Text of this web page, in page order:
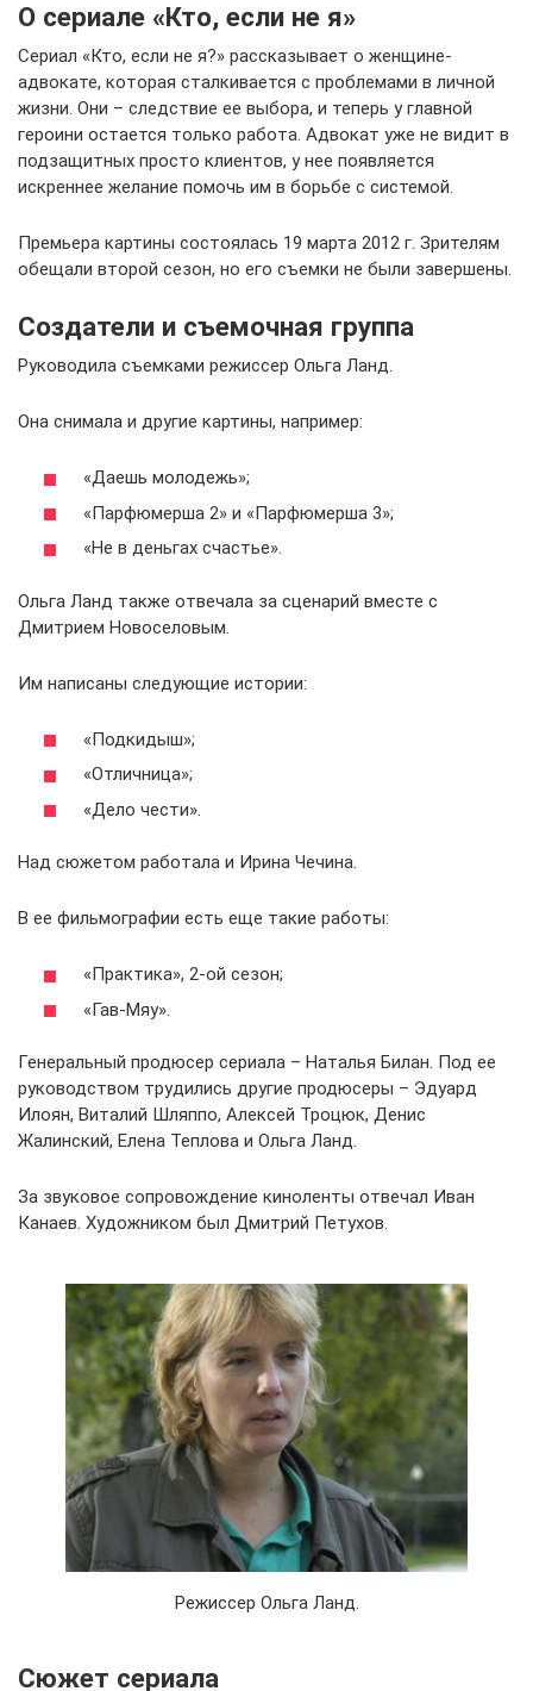
О сериале «Кто, если не я»
Сериал «Кто, если не я?» рассказывает о женщине-
адвокате, которая сталкивается с проблемами в личной
жизни. Они – следствие ее выбора, и теперь у главной
героини остается только работа. Адвокат уже не видит в
подзащитных просто клиентов, у нее появляется
искреннее желание помочь им в борьбе с системой.
Премьера картины состоялась 19 марта 2012 г. Зрителям
обещали второй сезон, но его съемки не были завершены.
Создатели и съемочная группа
Руководила съемками режиссер Ольга Ланд.
Она снимала и другие картины, например:
«Даешь молодежь»;
«Парфюмерша 2» и «Парфюмерша 3»;
«Не в деньгах счастье».
Ольга Ланд также отвечала за сценарий вместе с
Дмитрием Новоселовым.
Им написаны следующие истории:
«Подкидыш»;
«Отличница»;
«Дело чести».
Над сюжетом работала и Ирина Чечина.
В ее фильмографии есть еще такие работы:
«Практика», 2-ой сезон;
«Гав-Мяу».
Генеральный продюсер сериала – Наталья Билан. Под ее
руководством трудились другие продюсеры – Эдуард
Илоян, Виталий Шляппо, Алексей Троцюк, Денис
Жалинский, Елена Теплова и Ольга Ланд.
За звуковое сопровождение киноленты отвечал Иван
Канаев. Художником был Дмитрий Петухов.
Режиссер Ольга Ланд.
Сюжет сериала